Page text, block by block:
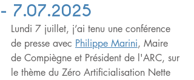
- 7.07.2025
Lundi 7 juillet, j’ai tenu une conférence
de presse avec Philippe Marini, Maire
de Compiègne et Président de l'ARC, sur
le thème du Zéro Artificialisation Nette